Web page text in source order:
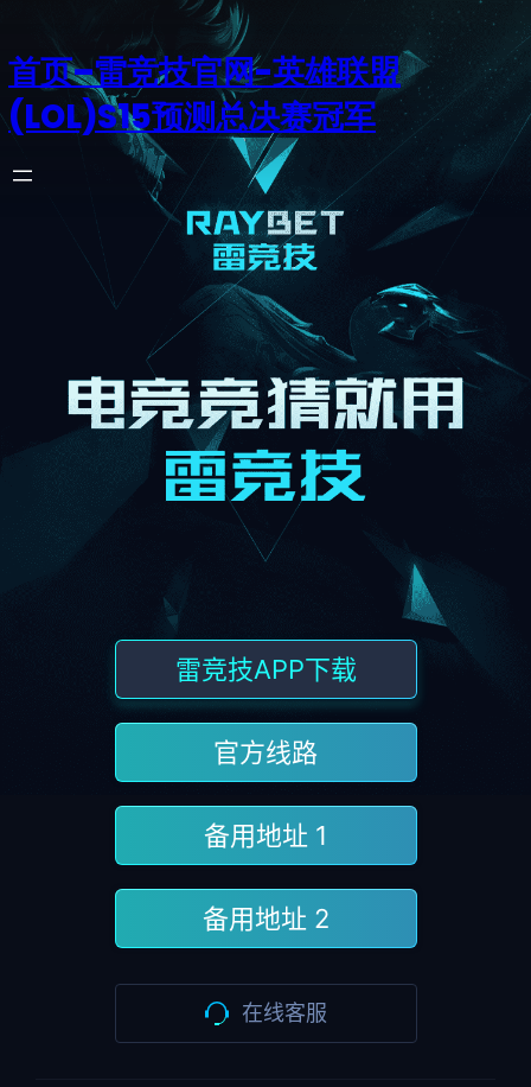
首页–雷竞技官网-英雄联盟
(LOL)S15预测总决赛冠军